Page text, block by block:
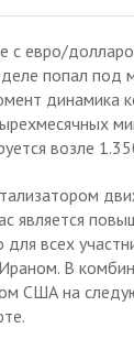
с евро/
попал под
динамика
возле
является
всех
В
США на